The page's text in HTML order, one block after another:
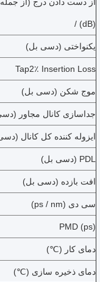
(dB) /
یکنواختی (دسی بل)
Tap2٪ Insertion Loss
موج شکن (دسی بل)
جداسازی کانال مجاور
ایزوله کننده کل کانال
PDL (دسی بل)
افت بازده (دسی بل)
سی دی (ps / nm)
PMD (ps)
دمای کار (℃)
دمای ذخیره سازی (℃)